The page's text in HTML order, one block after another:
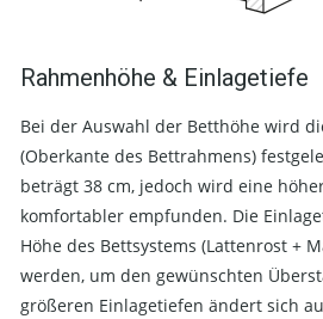
Rahmenhöhe & Einlagetiefe
Bei der Auswahl der Betthöhe wird
(Oberkante des Bettrahmens)
beträgt 38 cm, jedoch wird eine
komfortabler empfunden. Die
Höhe des Bettsystems (Lattenrost +
werden, um den gewünschten
größeren Einlagetiefen ändert sich